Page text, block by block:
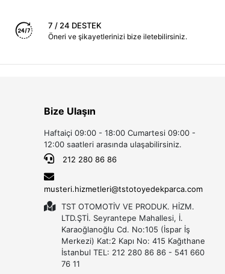
7 / 24 DESTEK
Öneri ve şikayetlerinizi bize iletebilirsiniz.
Bize Ulaşın
Haftaiçi 09:00 - 18:00 Cumartesi 09:00 -
12:00 saatleri arasında ulaşabilirsiniz.
212 280 86 86
musteri.hizmetleri@tstotoyedekparca.com
TST OTOMOTİV VE PRODUK. HİZM.
LTD.ŞTİ. Seyrantepe Mahallesi, İ.
Karaoğlanoğlu Cd. No:105 (İspar İş
Merkezi) Kat:2 Kapı No: 415 Kağıthane
İstanbul TEL: 212 280 86 86 - 541 660
76 11